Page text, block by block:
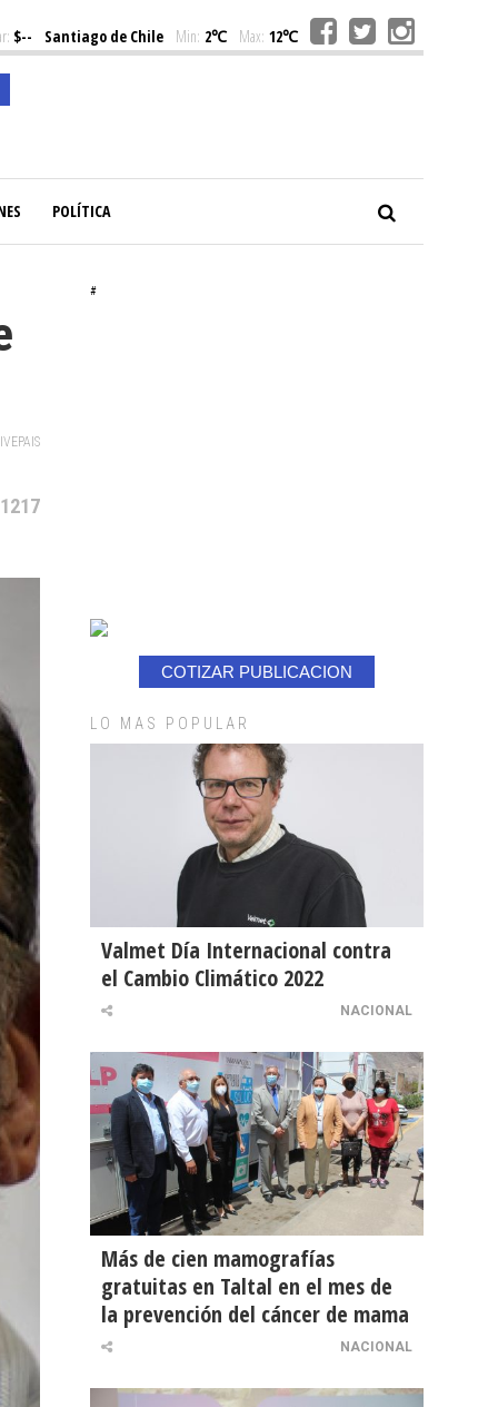
$-- Santiago de Chile Min: 2℃ Max: 12℃
POLÍTICA
#
COTIZAR PUBLICACION
LO MAS POPULAR
Valmet Día Internacional contra
el Cambio Climático 2022
NACIONAL
Más de cien mamografías
gratuitas en Taltal en el mes de
la prevención del cáncer de mama
NACIONAL